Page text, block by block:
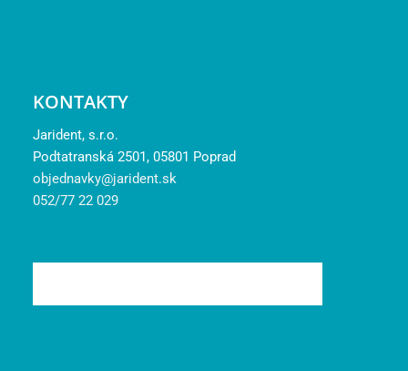
KONTAKTY
Jarident, s.r.o.
Podtatranská 2501, 05801 Poprad
objednavky@jarident.sk
052/77 22 029